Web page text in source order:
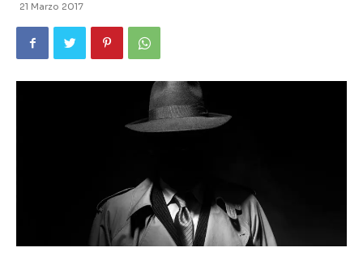
21 Marzo 2017